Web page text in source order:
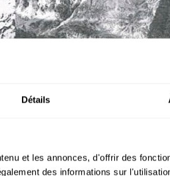
Détails
et les annonces, d'offrir des
des informations sur
et Humanités : reprise
candidature à partir du 26